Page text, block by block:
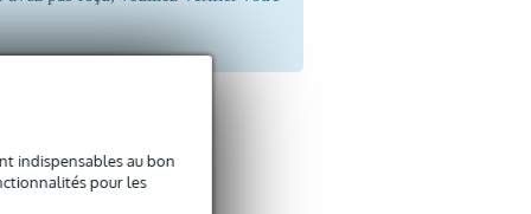
indispensables au bon
pour les